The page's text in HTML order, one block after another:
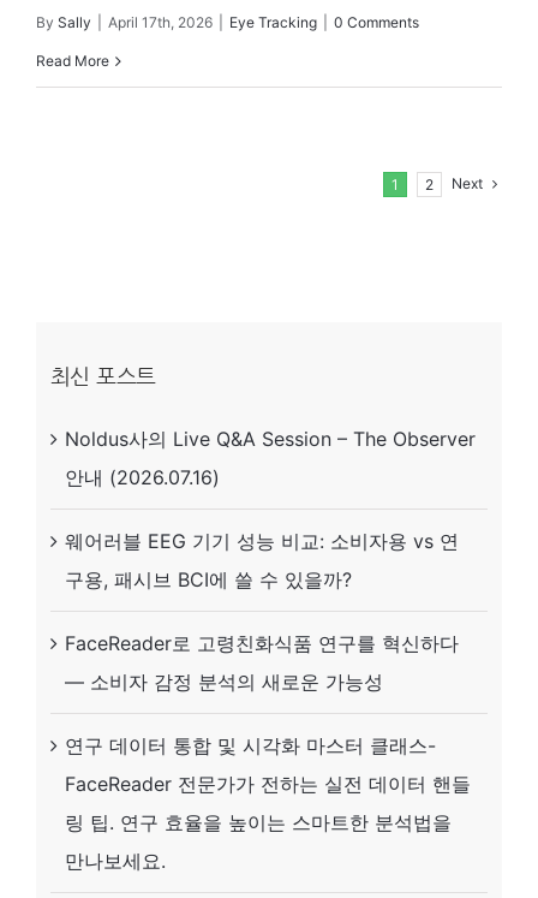
By Sally April 17th, 2026 Eye Tracking 0 Comments
Read More
1 2 Next
최신 포스트
Noldus사의 Live Q&A Session – The Observer
안내 (2026.07.16)
웨어러블 EEG 기기 성능 비교: 소비자용 vs 연
구용, 패시브 BCI에 쓸 수 있을까?
FaceReader로 고령친화식품 연구를 혁신하다
— 소비자 감정 분석의 새로운 가능성
연구 데이터 통합 및 시각화 마스터 클래스-
FaceReader 전문가가 전하는 실전 데이터 핸들
링 팁. 연구 효율을 높이는 스마트한 분석법을
만나보세요.